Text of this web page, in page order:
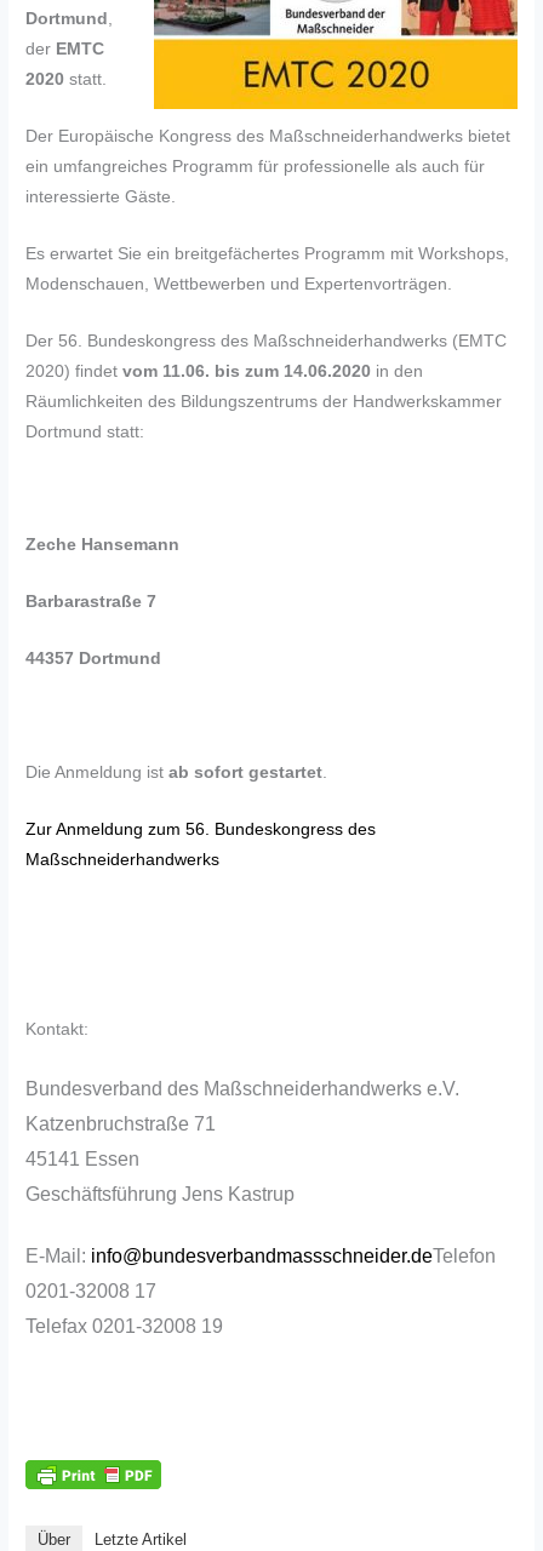
Dortmund ,
der EMTC
2020 statt.
Der Europäische Kongress des Maßschneiderhandwerks bietet
ein umfangreiches Programm für professionelle als auch für
interessierte Gäste.
Es erwartet Sie ein breitgefächertes Programm mit Workshops,
Modenschauen, Wettbewerben und Expertenvorträgen.
Der 56. Bundeskongress des Maßschneiderhandwerks (EMTC
2020) findetvom 11.06. bis zum 14.06.2020 in den
Räumlichkeiten des Bildungszentrums der Handwerkskammer
Dortmund statt:
Zeche Hansemann
Barbarastraße 7
44357 Dortmund
Die Anmeldung istab sofort gestartet
Zur Anmeldung zum 56. Bundeskongress des
Maßschneiderhandwerks
Kontakt:
Bundesverband des Maßschneiderhandwerks e.V.
Katzenbruchstraße 71
45141 Essen
GeschäftsführungJens Kastrup
E-Mail: info@bundesverbandmassschneider.deTelefon
0201-32008 17
Telefax 0201-32008 19
Über Letzte Artikel